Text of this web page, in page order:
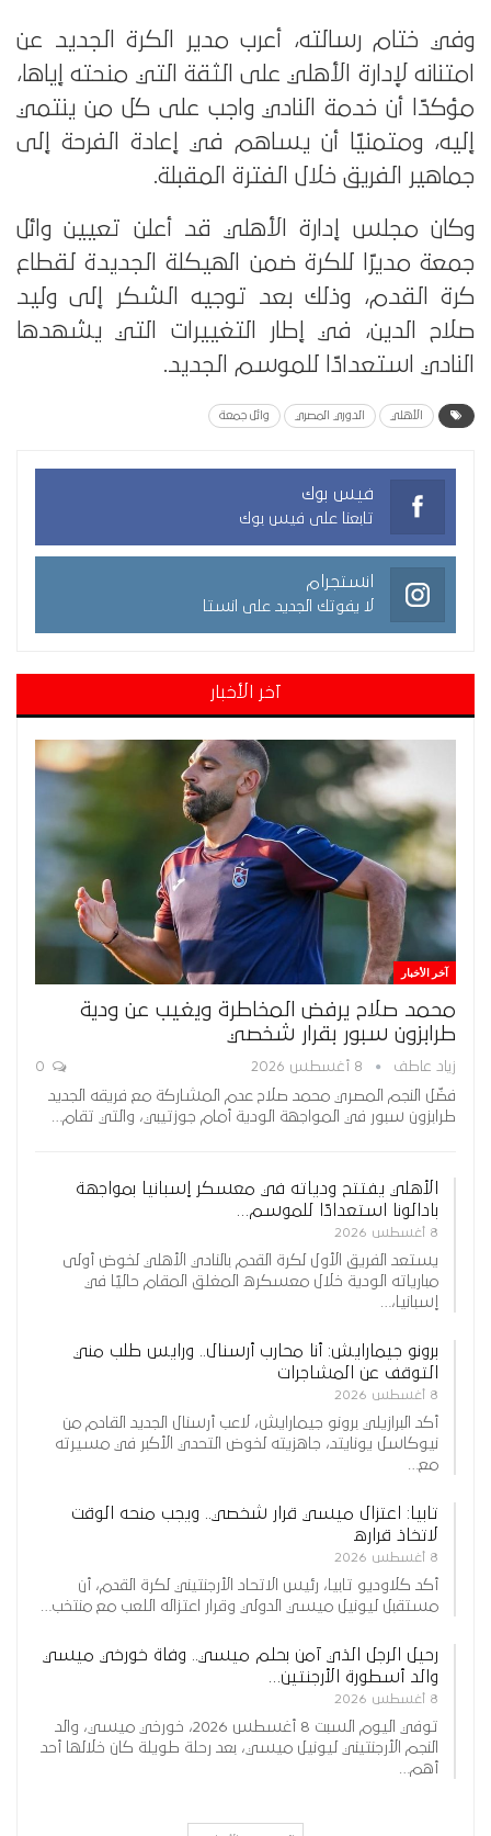
وفي ختام رسالته، أعرب مدير الكرة الجديد عن
امتنانه لإدارة الأهلي على الثقة التي منحته إياها،
مؤكدًا أن خدمة النادي واجب على كل من ينتمي
إليه، ومتمنيًا أن يساهم في إعادة الفرحة إلى
جماهير الفريق خلال الفترة المقبلة.
وكان مجلس إدارة الأهلي قد أعلن تعيين وائل
جمعة مديرًا للكرة ضمن الهيكلة الجديدة لقطاع
كرة القدم، وذلك بعد توجيه الشكر إلى وليد
صلاح الدين، في إطار التغييرات التي يشهدها
النادي استعدادًا للموسم الجديد.
الأهلي الدوري المصري وائل جمعة
فيس بوك
تابعنا على فيس بوك
انستجرام
لا يفوتك الجديد على انستا
آخر الأخبار
آخر الأخبار
محمد صلاح يرفض المخاطرة ويغيب عن ودية
طرابزون سبور بقرار شخصي
زياد عاطف 8 أغسطس 2026
فضّل النجم المصري محمد صلاح عدم المشاركة مع فريقه الجديد
طرابزون سبور في المواجهة الودية أمام جوزتيبي، والتي تقام…
الأهلي يفتتح ودياته في معسكر إسبانيا بمواجهة
بادالونا استعدادًا للموسم…
8 أغسطس 2026
يستعد الفريق الأول لكرة القدم بالنادي الأهلي لخوض أولى
مبارياته الودية خلال معسكره المغلق المقام حاليًا في
إسبانيا،…
برونو جيمارايش: أنا محارب أرسنال.. ورايس طلب مني
التوقف عن المشاجرات
8 أغسطس 2026
أكد البرازيلي برونو جيمارايش، لاعب أرسنال الجديد القادم من
نيوكاسل يونايتد، جاهزيته لخوض التحدي الأكبر في مسيرته
مع…
تابيا: اعتزال ميسي قرار شخصي.. ويجب منحه الوقت
لاتخاذ قراره
8 أغسطس 2026
أكد كلاوديو تابيا، رئيس الاتحاد الأرجنتيني لكرة القدم، أن
مستقبل ليونيل ميسي الدولي وقرار اعتزاله اللعب مع منتخب…
رحيل الرجل الذي آمن بحلم ميسي.. وفاة خورخي ميسي
والد أسطورة الأرجنتين…
8 أغسطس 2026
توفي اليوم السبت 8 أغسطس 2026، خورخي ميسي، والد
النجم الأرجنتيني ليونيل ميسي، بعد رحلة طويلة كان خلالها أحد
أهم…